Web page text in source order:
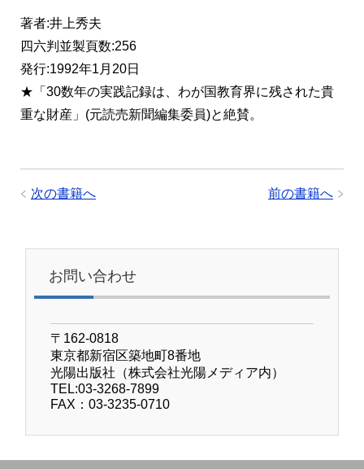
著者:井上秀夫
四六判並製頁数:256
発行:1992年1月20日
★「30数年の実践記録は、わが国教育界に残された貴
重な財産」(元読売新聞編集委員)と絶賛。
前の書籍へ
次の書籍へ
お問い合わせ
〒162-0818
東京都新宿区築地町8番地
光陽出版社（株式会社光陽メディア内）
TEL:03-3268-7899
FAX：03-3235-0710